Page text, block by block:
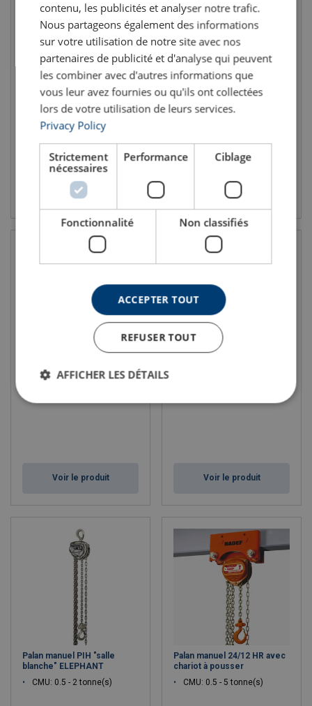
Palan manuel Palanmatic
Drisse en nylon et réas polyamides
Hauteur de levage : 3 ou 7 mètres
CMU: 0.25 - 0.63 tonne(s)
Voir le produit
Palan manuel à chaîne
ELEPHANT C21
Palan léger
Palan manuel H-100
ELEPHANT
Voir le produit Voir le produit
Palan manuel PIH "salle
blanche" ELEPHANT
CMU: 0.5 - 2 tonne(s)
Palan manuel 24/12 HR avec
chariot à pousser
CMU: 0.5 - 5 tonne(s)
contenu, les publicités et analyser notre trafic.
Nous partageons également des informations
sur votre utilisation de notre site avec nos
partenaires de publicité et d'analyse qui peuvent
les combiner avec d'autres informations que
vous leur avez fournies ou qu'ils ont collectées
lors de votre utilisation de leurs services.
Privacy Policy
Strictement
nécessaires
Performance Ciblage
Fonctionnalité Non classifiés
ACCEPTER TOUT
REFUSER TOUT
AFFICHER LES DÉTAILS